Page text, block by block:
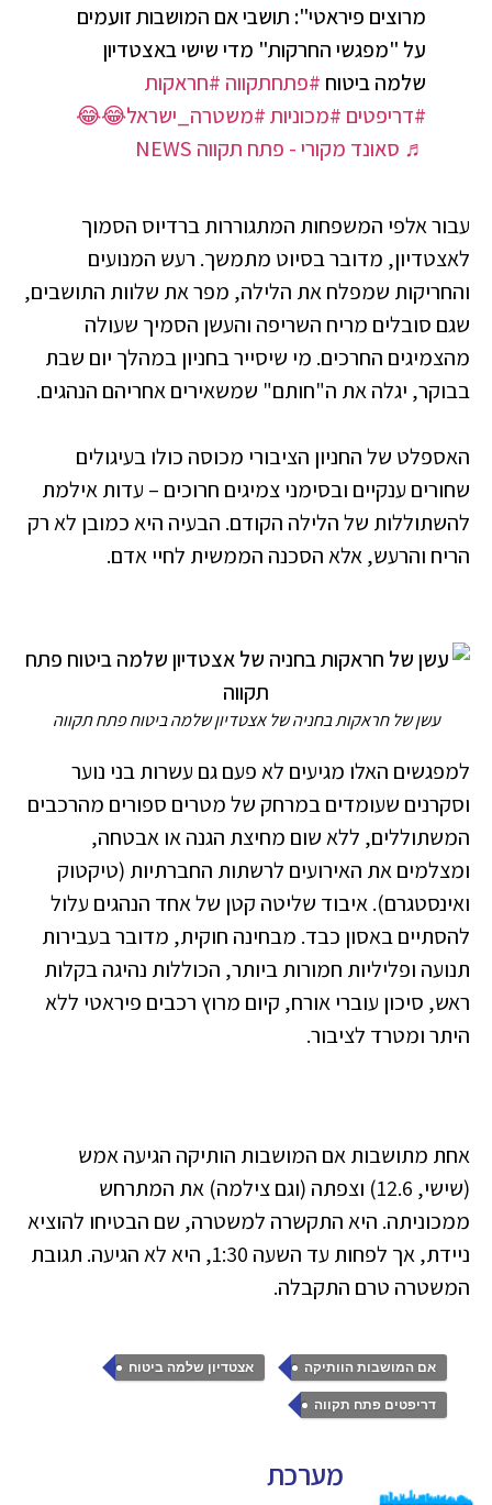
מרוצים פיראטי": תושבי אם המושבות זועמים
על "מפגשי החרקות" מדי שישי באצטדיון
שלמה ביטוח #פתחתקווה #חראקות
#דריפטים #מכוניות#משטרה_ישראל😂😂
♬ סאונד מקורי - פתח תקווה NEWS
עבור אלפי המשפחות המתגוררות ברדיוס הסמוך
לאצטדיון, מדובר בסיוט מתמשך. רעש המנועים
והחריקות שמפלח את הלילה, מפר את שלוות התושבים,
שגם סובלים מריח השריפה והעשן הסמיך שעולה
מהצמיגים החרכים. מי שיסייר בחניון במהלך יום שבת
בבוקר, יגלה את ה"חותם" שמשאירים אחריהם הנהגים.
האספלט של החניון הציבורי מכוסה כולו בעיגולים
שחורים ענקיים ובסימני צמיגים חרוכים – עדות אילמת
להשתוללות של הלילה הקודם. הבעיה היא כמובן לא רק
הריח והרעש, אלא הסכנה הממשית לחיי אדם.
עשן של חראקות בחניה של אצטדיון שלמה ביטוח פתח תקווה
למפגשים האלו מגיעים לא פעם גם עשרות בני נוער
וסקרנים שעומדים במרחק של מטרים ספורים מהרכבים
המשתוללים, ללא שום מחיצת הגנה או אבטחה,
ומצלמים את האירועים לרשתות החברתיות (טיקטוק
ואינסטגרם). איבוד שליטה קטן של אחד הנהגים עלול
להסתיים באסון כבד. מבחינה חוקית, מדובר בעבירות
תנועה ופליליות חמורות ביותר, הכוללות נהיגה בקלות
ראש, סיכון עוברי אורח, קיום מרוץ רכבים פיראטי ללא
היתר ומטרד לציבור.
אחת מתושבות אם המושבות הותיקה הגיעה אמש
(שישי, 12.6) וצפתה (וגם צילמה) את המתרחש
ממכוניתה. היא התקשרה למשטרה, שם הבטיחו להוציא
ניידת, אך לפחות עד השעה 1:30, היא לא הגיעה. תגובת
המשטרה טרם התקבלה.
אם המושבות הוותיקה , אצטדיון שלמה ביטוח ,
דריפטים פתח תקווה
מערכת